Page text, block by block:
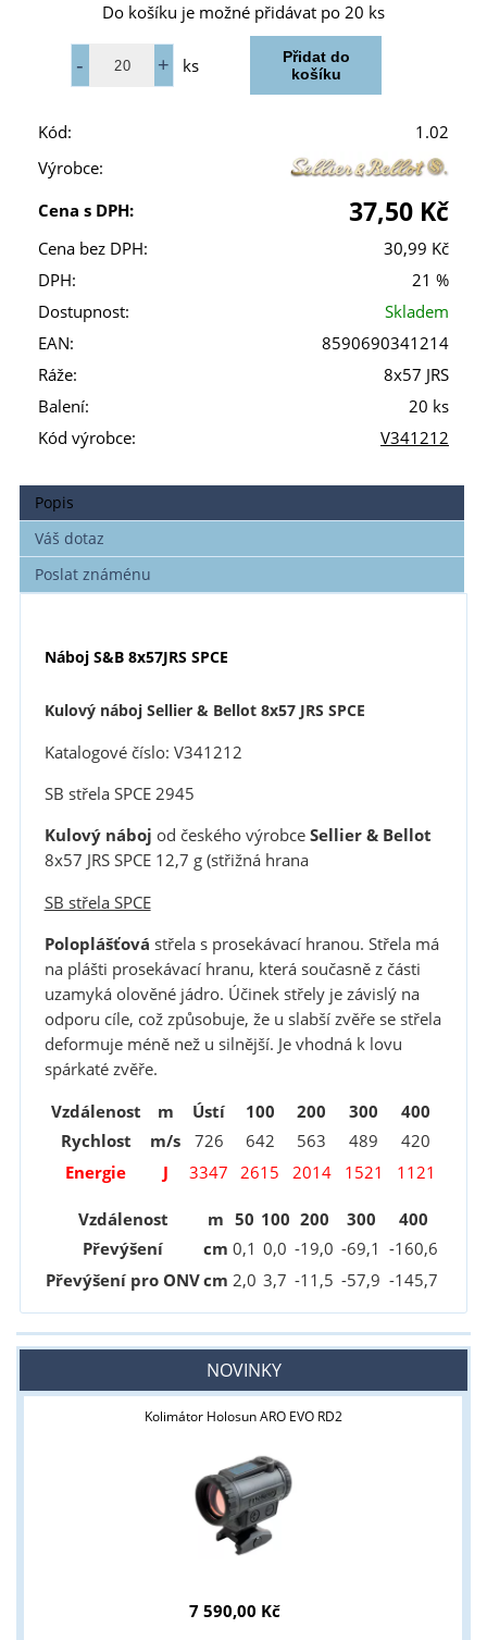
Do košíku je možné přidávat po 20 ks
ks
Kód:
1.02
Výrobce:
Cena s DPH:
37,50 Kč
Cena bez DPH:
30,99 Kč
DPH:
21 %
Dostupnost:
Skladem
EAN:
8590690341214
Ráže:
8x57 JRS
Balení:
20 ks
Kód výrobce:
V341212
Popis
Váš dotaz
Poslat známénu
Náboj S&B 8x57JRS SPCE
Kulový náboj Sellier & Bellot 8x57 JRS SPCE
Katalogové číslo: V341212
SB střela SPCE 2945
Kulový náboj od českého výrobceSellier & Bellot
8x57 JRS SPCE 12,7 g (střižná hrana
SB střela SPCE
Poloplášťová střela s prosekávací hranou. Střela má
na plášti prosekávací hranu, která současně z části
uzamyká olověné jádro. Účinek střely je závislý na
odporu cíle, což způsobuje, že u slabší zvěře se střela
deformuje méně než u silnější. Je vhodná k lovu
spárkaté zvěře.
Vzdálenost
m Ústí 100 200 300
400
Rychlost
m/s 726 642 563 489
420
Energie
J 3347 2615 2014 1521 1121
Vzdálenost m 50 100 200 300
400
Převýšení
cm 0,1 0,0 -19,0 -69,1 -160,6
Převýšení pro ONVcm 2,0 3,7 -11,5 -57,9 -145,7
NOVINKY
Kolimátor Holosun ARO EVO RD2
7 590,00 Kč